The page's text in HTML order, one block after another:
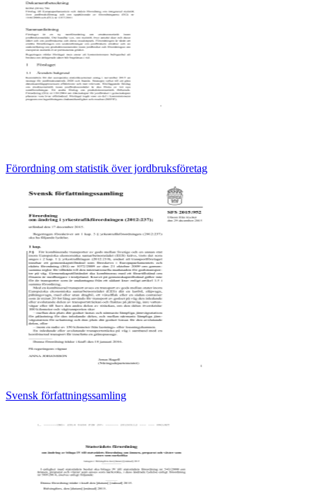
Förordning om statistik över jordbruksföretag
Svensk författningssamling